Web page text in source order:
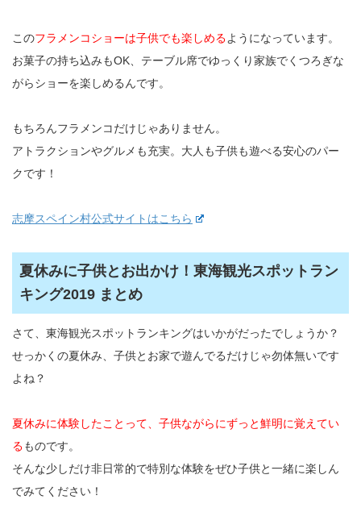
このフラメンコショーは子供でも楽しめるようになっています。
お菓子の持ち込みもOK、テーブル席でゆっくり家族でくつろぎな
がらショーを楽しめるんです。
もちろんフラメンコだけじゃありません。
アトラクションやグルメも充実。大人も子供も遊べる安心のパー
クです！
志摩スペイン村公式サイトはこちら
夏休みに子供とお出かけ！東海観光スポットラン
キング2019 まとめ
さて、東海観光スポットランキングはいかがだったでしょうか？
せっかくの夏休み、子供とお家で遊んでるだけじゃ勿体無いです
よね？
夏休みに体験したことって、子供ながらにずっと鮮明に覚えてい
るものです。
そんな少しだけ非日常的で特別な体験をぜひ子供と一緒に楽しん
でみてください！